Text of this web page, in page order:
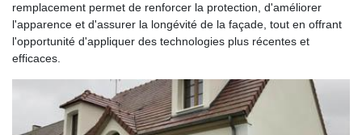
remplacement permet de renforcer la protection, d'améliorer
l'apparence et d'assurer la longévité de la façade, tout en offrant
l'opportunité d'appliquer des technologies plus récentes et
efficaces.